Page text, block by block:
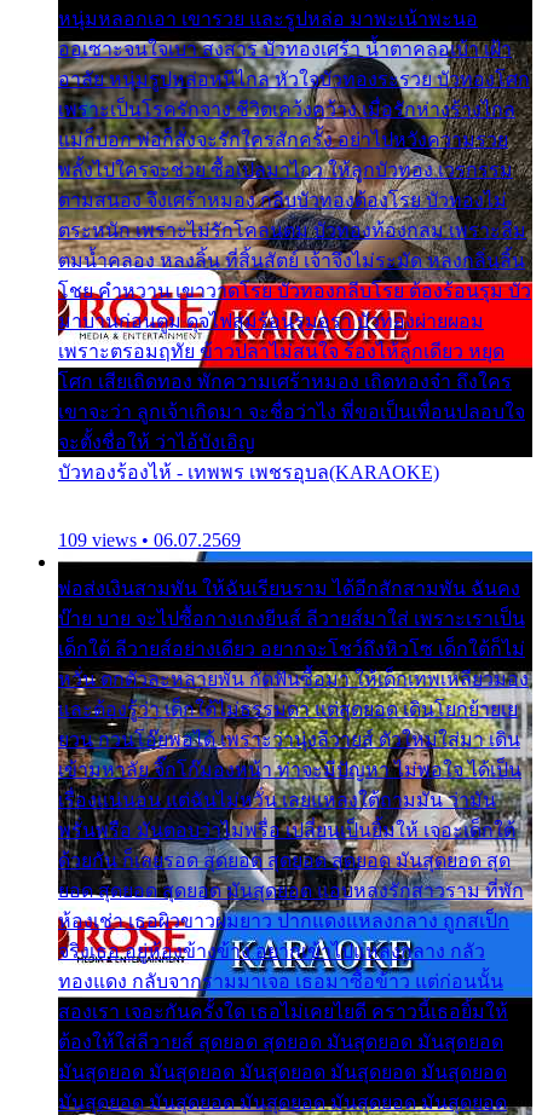
หนุ่มหลอกเอา เขารวย และรูปหล่อ มาพะเน้าพะนอ
ออเซาะจนใจเบา สงสาร บัวทองเศร้า น้ำตาคลอเบ้า เฝ้า
อาลัย หนุ่มรูปหล่อหนีไกล หัวใจบัวทองระรวย บัวทองโศก
เพราะเป็นโรครักจาง ชีวิตเคว้งคว้าง เมื่อรักห่างร้างไกล
แม่ก็บอก พ่อก็สั่งจะรักใครสักครั้ง อย่าไปหวังความรวย
พลั้งไปใครจะช่วย ซื้อเปลมาไกว ให้ลูกบัวทอง เวรกรรม
ตามสนอง จึงเศร้าหมอง กลีบบัวทองต้องโรย บัวทองไม่
ตระหนัก เพราะไม่รักโคลนตม บัวทองท้องกลม เพราะลืม
ตมน้ำคลอง หลงลิ้น ที่สิ้นสัตย์ เจ้าจึงไม่ระมัด หลงกลิ่นลิ้น
โชย คำหวาน เขาวาดโรย บัวทองกลีบโรย ต้องร้อนรุม บัว
มาบานก่อนตูม ดุจไฟสุมร้อนรุมอุรา บัวทองผ่ายผอม
เพราะตรอมฤทัย ข้าวปลาไม่สนใจ ร้องไห้ลูกเดียว หยุด
โศก เสียเถิดทอง พักความเศร้าหมอง เถิดทองจ๋า ถึงใคร
เขาจะว่า ลูกเจ้าเกิดมา จะชื่อว่าไง พี่ขอเป็นเพื่อนปลอบใจ
จะตั้งชื่อให้ ว่าไอ้บังเอิญ
บัวทองร้องไห้ - เทพพร เพชรอุบล(KARAOKE)
109 views • 06.07.2569
พ่อส่งเงินสามพัน ให้ฉันเรียนราม ได้อีกสักสามพัน ฉันคง
บ๊าย บาย จะไปซื้อกางเกงยีนส์ ลีวายส์มาใส่ เพราะเราเป็น
เด็กใต้ ลีวายส์อย่างเดียว อยากจะโชว์ถึงหิวโซ เด็กใต้ก็ไม่
หวั่น ตกตัวละหลายพัน กัดฟันซื้อมา ให้เด็กเทพเหลียวมอง
และต้องรู้ว่า เด็กใต้ไม่ธรรมดา แต่สุดยอด เดินโยกย้ายเย
ยวน กวนโอ๊ยพอได้ เพราะว่านุ่งลีวายส์ ตัวใหม่ใส่มา เดิน
เข้ามหาลัย จิ๊กโก๊มองหน้า ท่าจะมีปัญหา ไม่พอใจ ได้เป็น
เรื่องแน่นอน แต่ฉันไม่หวั่น เลยแหลงใต้ถามมัน ว่ามัน
พรั่นพรือ มันตอบว่าไม่พรื่อ เปลี่ยนเป็นยิ้มให้ เจอะเด็กใต้
ด้วยกัน ก็เลยรอด สุดยอด สุดยอด สุดยอด มันสุดยอด สุด
ยอด สุดยอด สุดยอด มันสุดยอด แอบหลงรักสาวราม ที่พัก
ห้องเช่า เธอผิวขาวผมยาว ปากแดงแหลงกลาง ถูกสเป็ก
จริงเธอ อยู่ห้องข้างข้าง อยากเข้าไปแหลงกลาง กลัว
ทองแดง กลับจากรามมาเจอ เธอมาซื้อข้าว แต่ก่อนนั้น
สองเรา เจอะกันครั้งใด เธอไม่เคยไยดี คราวนี้เธอยิ้มให้
ต้องให้ใส่ลีวายส์ สุดยอด สุดยอด มันสุดยอด มันสุดยอด
มันสุดยอด มันสุดยอด มันสุดยอด มันสุดยอด มันสุดยอด
มันสุดยอด มันสุดยอด มันสุดยอด มันสุดยอด มันสุดยอด